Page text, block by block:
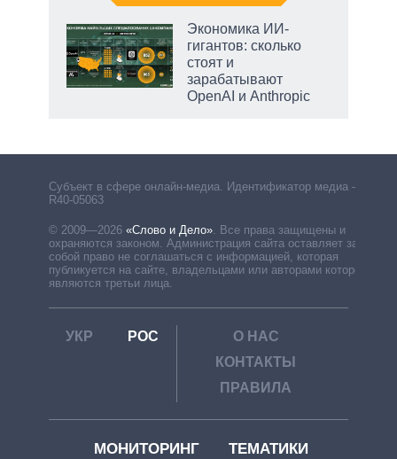
Экономика ИИ-
гигантов: сколько
стоят и
зарабатывают
OpenAI и Anthropic
Субъект в сфере онлайн-медиа. Идентификатор медиа –
R40-05063
© 2009—2026 «Слово и Дело». Все права защищены и
охраняются законом. Администрация сайта оставляет за
собой право не соглашаться с информацией, которая
публикуется на сайте, владельцами или авторами которой
являются третьи лица.
УКР РОС
О НАС
КОНТАКТЫ
ПРАВИЛА
МОНИТОРИНГ ТЕМАТИКИ